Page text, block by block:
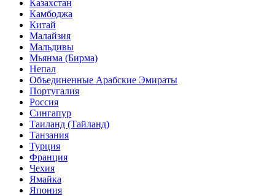
Казахстан
Камбоджа
Китай
Малайзия
Мальдивы
Мьянма (Бирма)
Непал
Объединенные Арабские Эмираты
Португалия
Россия
Сингапур
Таиланд (Тайланд)
Танзания
Турция
Франция
Чехия
Ямайка
Япония